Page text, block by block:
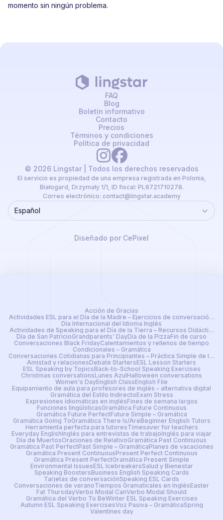
momento sin ningún problema.
© 2026 Lingstar | Todos los derechos reservados
El servicio es propiedad de una empresa registrada en Polonia,
Białogard, Drzymały 1/1, ID fiscal: PL6721710278.
Correo electrónico: contact@lingstar.academy
FAQ
Blog
Boletín informativo
Contacto
Precios
Términos y condiciones
Política de privacidad
Language
Español
Diseñado por CePixel
Acción de Gracias
Actividades ESL para el Día de la Madre – Ejercicios de conversación
Día Internacional del Idioma Inglés
Actividades de Speaking para el Día de la Tierra – Recursos
Día de San PatricioGrandparents' DayDia de la PizzaFin de curso
Conversaciones Black FridayCalentamientos y rellenos de tiempo
Condicionales – Gramática
Conversaciones Cotidianas para Principiantes – Práctica Simple de
Amistad y relacionesDebate StartersESL Lesson Starters
ESL Speaking by TopicsBack-to-School Speaking Exercises
Christmas conversationsLunes AzulHalloween conversations
Women's DayEnglish ClassEnglish File
Equipamiento de aula para profesores de inglés – alternativa digital
Gramática del Estilo IndirectoExam Stress
Expresiones idiomáticas en inglésFines de semana largos
Funciones lingüísticasGramática Future Continuous
Gramática Future PerfectFuture Simple – Gramática
Gramática Going ToGramática There Is/AreBeginner English Tutors
Herramienta perfecta para tutoresTimesaver for teachers
Everyday EnglishInglés para entrevistas de trabajoInglés para viajar
Día de MuertosOraciones de RelativoGramática Past Continuous
Gramática Past PerfectPast Simple – GramáticaPlanes de vacaciones
Gramática Present ContinuousPresent Perfect Continuous
Gramática Present PerfectGramática Present Simple
Environmental IssuesESL IcebreakersSalud y Bienestar
Speaking BoostersBusiness English Speaking Cards
Tarjetas de conversaciónSpeaking ESL Cards
Conversaciones de veranoTiempos Gramaticales en InglésEaster
Fat ThursdayVerbo Modal CanVerbo Modal Should
Gramática del Verbo To BeWinter ESL Speaking Exercises
Autumn ESL Speaking ExercisesVoz Pasiva – GramáticaSpring
Valentines day